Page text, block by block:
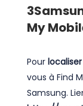
3
My
Pour
vous à Find
Samsung.